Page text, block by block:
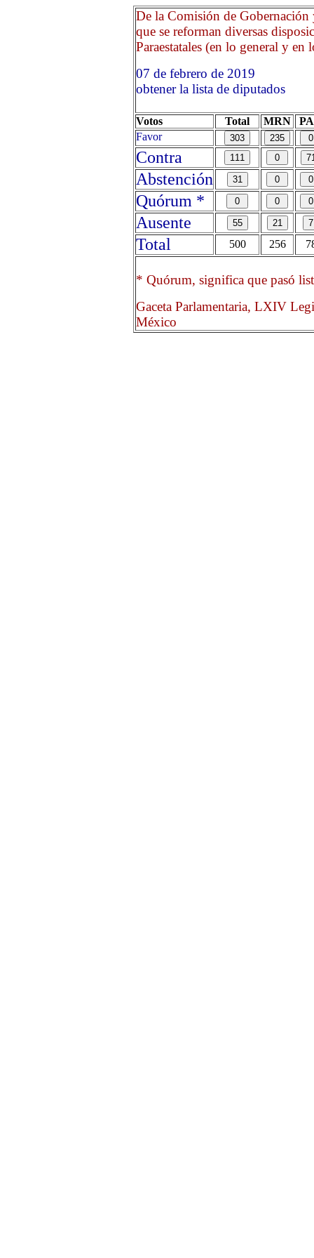
De la Comisión de
que se reforman diversas
Paraestatales (en lo general y en
07 de febrero de 2019
obtener la lista de diputados
Votos Total MRN
Favor
Contra
Abstención
Quórum *
Ausente
Total
500 256
* Quórum, significa que pasó
Gaceta Parlamentaria, LXIV
México